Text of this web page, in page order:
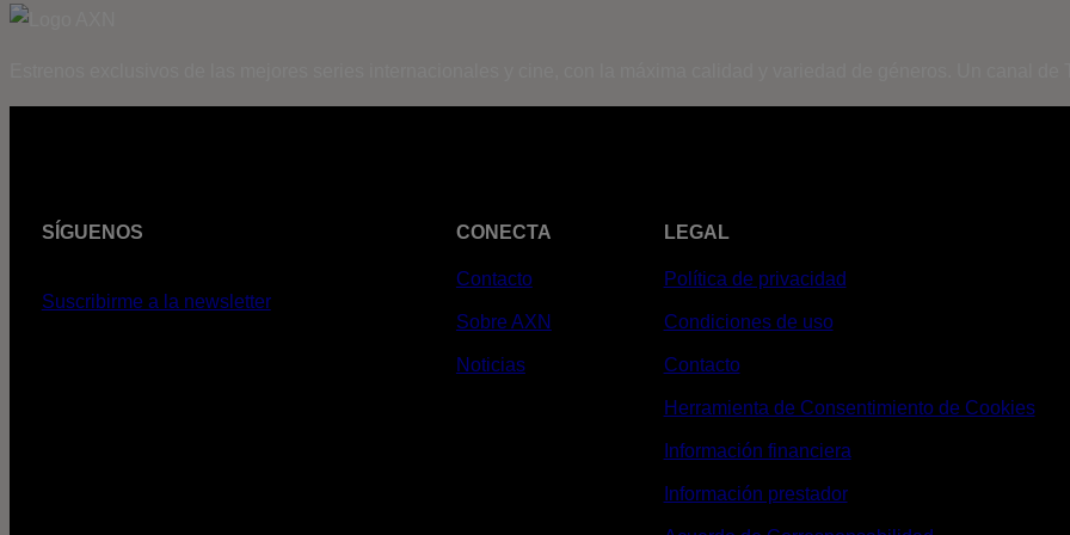
SÍGUENOS
Suscribirme a la newsletter
CONECTA
Contacto
Sobre AXN
Noticias
LEGAL
Política de privacidad
Condiciones de uso
Contacto
Herramienta de Consentimiento de Cookies
Información financiera
Información prestador